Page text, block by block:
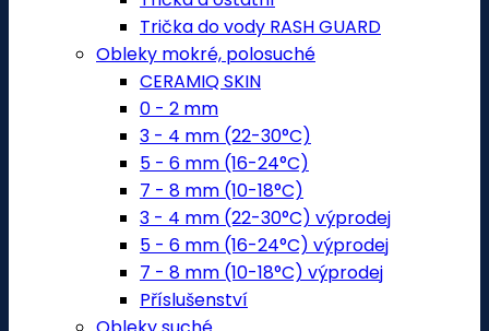
Trička do vody RASH GUARD
Obleky mokré, polosuché
CERAMIQ SKIN
0 - 2 mm
3 - 4 mm (22-30°C)
5 - 6 mm (16-24°C)
7 - 8 mm (10-18°C)
3 - 4 mm (22-30°C) výprodej
5 - 6 mm (16-24°C) výprodej
7 - 8 mm (10-18°C) výprodej
Příslušenství